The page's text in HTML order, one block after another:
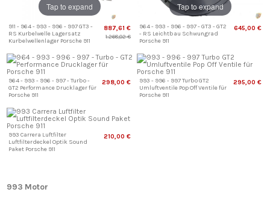
Tap to expand
911 - 964 - 993 - 996 - 997 GT3 -
RS Kurbelwelle Lagersatz
Kurbelwellenlager Porsche 911
887,61 €
1.268,02 €
Tap to expand
964 - 993 - 996 - 997 - GT3 - GT2
- RS Leichtbau Schwungrad
Porsche 911
645,00 €
964 - 993 - 996 - 997 - Turbo -
GT2 Performance Drucklager für
Porsche 911
298,00 €
993 - 996 - 997 Turbo GT2
Umluftventile Pop Off Ventile für
Porsche 911
295,00 €
993 Carrera Luftfilter
Luftfilterdeckel Optik Sound
Paket Porsche 911
210,00 €
993 Motor